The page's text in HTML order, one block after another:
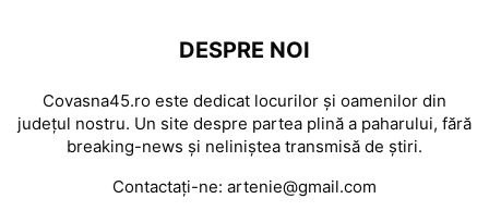
DESPRE NOI
Covasna45.ro este dedicat locurilor și oamenilor din
județul nostru. Un site despre partea plină a paharului, fără
breaking-news și neliniștea transmisă de știri.
Contactați-ne: artenie@gmail.com